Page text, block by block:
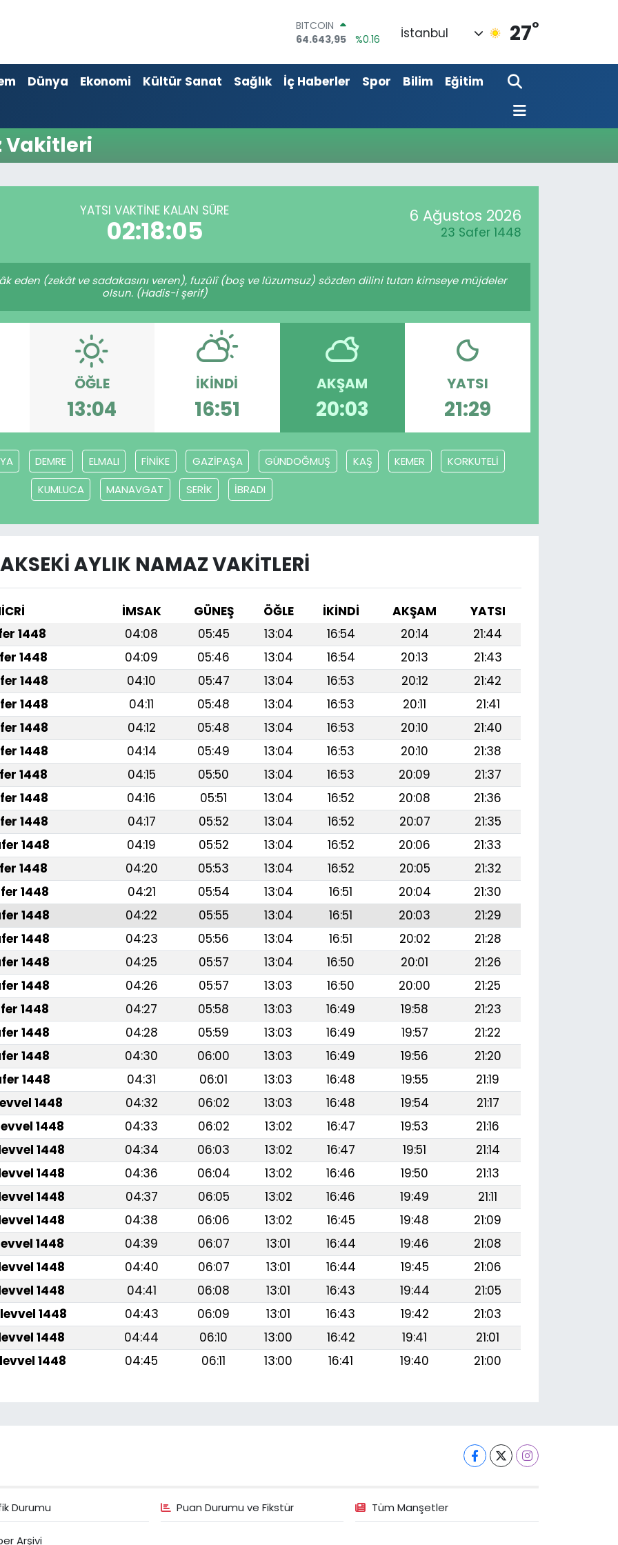
BITCOIN
64.643,95
%0.16
47,6006
%0.06
EURO
BİST100
İstanbul 27°
Dünya Ekonomi Kültür Sanat Sağlık İç Haberler Spor Bilim
Eğitim
Vakitleri
YATSI VAKTINE KALAN SÜRE
02:18:05 6 Ağustos 2026
23 Safer 1448
eden (zekât ve sadakasını veren), fuzûlî (boş ve lüzumsuz) sözden dilini tutan kimseye müjdeler
olsun. (Hadis-i şerif)
ÖĞLE
13:04
İKINDI
16:51
AKŞAM
20:03
YATSI
21:29
DEMRE ELMALI FİNİKE GAZİPAŞA GÜNDOĞMUŞ KAŞ KEMER
KORKUTELİ
KUMLUCA
MANAVGAT SERİK İBRADI
AKSEKİ AYLIK NAMAZ VAKITLERI
İMSAK GÜNEŞ ÖĞLE İKINDI AKŞAM
YATSI
1448 04:08 05:45 13:04 16:54 20:14
21:44
1448 04:09 05:46 13:04 16:54 20:13
21:43
1448 04:10 05:47 13:04 16:53 20:12
21:42
1448 04:11 05:48 13:04 16:53 20:11
21:41
1448 04:12 05:48 13:04 16:53 20:10
21:40
1448 04:14 05:49 13:04 16:53 20:10
21:38
1448 04:15 05:50 13:04 16:53 20:09
21:37
1448 04:16 05:51 13:04 16:52 20:08
21:36
1448 04:17 05:52 13:04 16:52 20:07
21:35
1448 04:19 05:52 13:04 16:52 20:06
21:33
1448 04:20 05:53 13:04 16:52 20:05
21:32
1448 04:21 05:54 13:04 16:51 20:04
21:30
1448 04:22 05:55 13:04 16:51 20:03
21:29
1448 04:23 05:56 13:04 16:51 20:02
21:28
1448 04:25 05:57 13:04 16:50 20:01
21:26
1448 04:26 05:57 13:03 16:50 20:00
21:25
1448 04:27 05:58 13:03 16:49 19:58
21:23
1448 04:28 05:59 13:03 16:49 19:57
21:22
1448 04:30 06:00 13:03 16:49 19:56
21:20
1448 04:31 06:01 13:03 16:48 19:55
21:19
1448 04:32 06:02 13:03 16:48 19:54
21:17
1448 04:33 06:02 13:02 16:47 19:53
21:16
1448 04:34 06:03 13:02 16:47 19:51
21:14
1448 04:36 06:04 13:02 16:46 19:50
21:13
1448 04:37 06:05 13:02 16:46 19:49
21:11
1448 04:38 06:06 13:02 16:45 19:48
21:09
1448 04:39 06:07 13:01 16:44 19:46
21:08
1448 04:40 06:07 13:01 16:44 19:45
21:06
1448 04:41 06:08 13:01 16:43 19:44
21:05
1448 04:43 06:09 13:01 16:43 19:42
21:03
1448 04:44 06:10 13:00 16:42 19:41
21:01
1448 04:45 06:11 13:00 16:41 19:40 21:00
Durumu Puan Durumu ve Fikstür Tüm Manşetler
Arşivi